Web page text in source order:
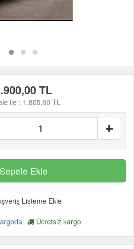
TL
ile : 1.805,00 TL
Listeme Ekle
Ücretsiz kargo